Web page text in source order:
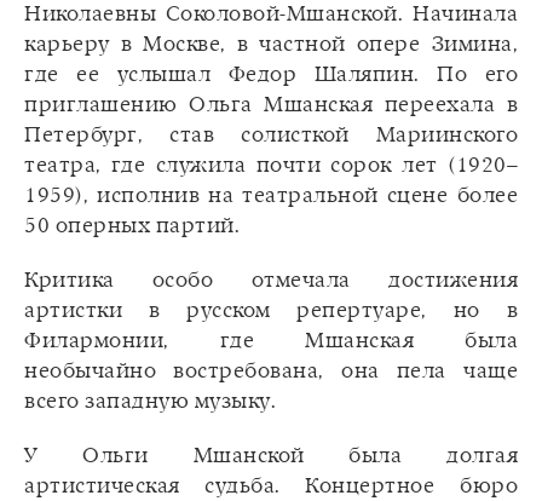
Николаевны Соколовой-Мшанской. Начинала
карьеру в Москве, в частной опере Зимина,
где ее услышал Федор Шаляпин. По его
приглашению Ольга Мшанская переехала в
Петербург, став солисткой Мариинского
театра, где служила почти сорок лет (1920–
1959), исполнив на театральной сцене более
50 оперных партий.
Критика особо отмечала достижения
артистки в русском репертуаре, но в
Филармонии, где Мшанская была
необычайно востребована, она пела чаще
всего западную музыку.
У Ольги Мшанской была долгая
артистическая судьба. Концертное бюро